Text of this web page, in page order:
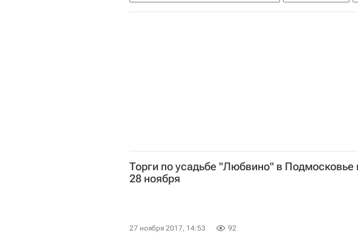
Торги по усадьбе "Любвино" в Подмосковье
28 ноября
27 ноября 2017, 14:53 92